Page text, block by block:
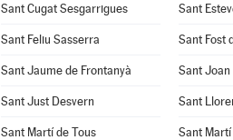
Sant Cugat Sesgarrigues Sant
Sant Feliu Sasserra Sant Fost
Sant Jaume de Frontanyà Sant Joan
Sant Just Desvern Sant
Sant Martí de Tous Sant